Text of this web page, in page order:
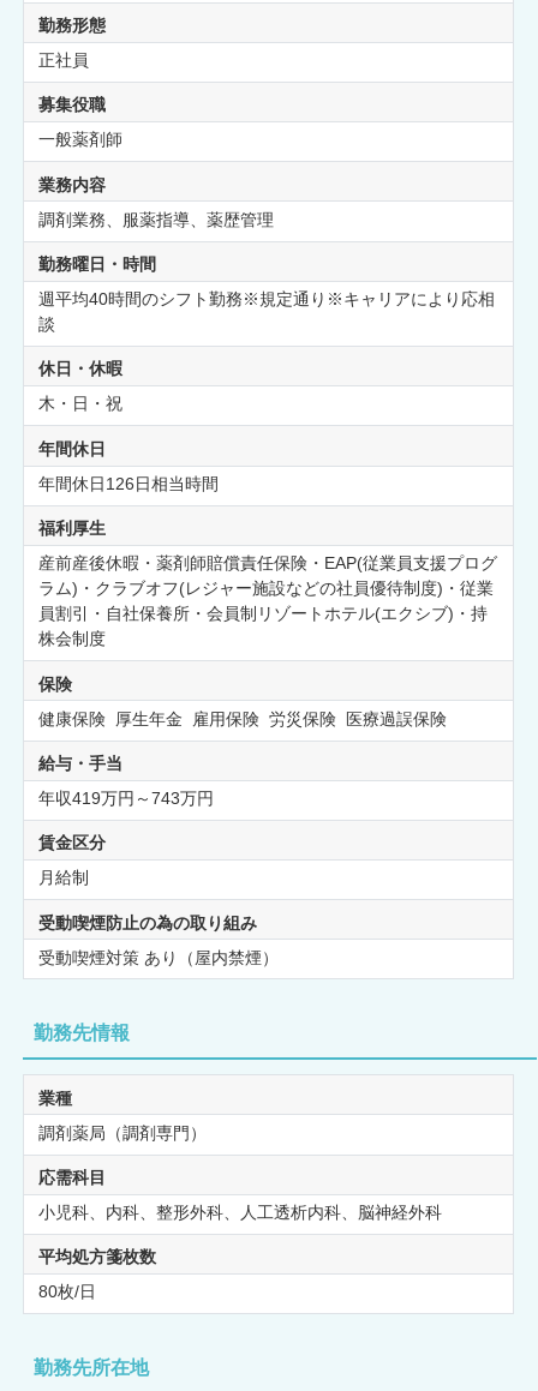
勤務形態
正社員
募集役職
一般薬剤師
業務内容
調剤業務、服薬指導、薬歴管理
勤務曜日・時間
週平均40時間のシフト勤務※規定通り※キャリアにより応相
談
休日・休暇
木・日・祝
年間休日
年間休日126日相当時間
福利厚生
産前産後休暇・薬剤師賠償責任保険・EAP(従業員支援プログ
ラム)・クラブオフ(レジャー施設などの社員優待制度)・従業
員割引・自社保養所・会員制リゾートホテル(エクシブ)・持
株会制度
保険
健康保険 厚生年金 雇用保険 労災保険 医療過誤保険
給与・手当
年収419万円～743万円
賃金区分
月給制
受動喫煙防止の為の取り組み
受動喫煙対策 あり（屋内禁煙）
勤務先情報
業種
調剤薬局（調剤専門）
応需科目
小児科、内科、整形外科、人工透析内科、脳神経外科
平均処方箋枚数
80枚/日
勤務先所在地